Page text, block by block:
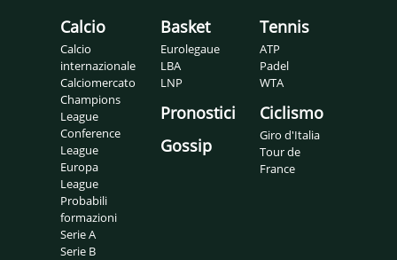
Calcio
Calcio
internazionale
Calciomercato
Champions
League
Conference
League
Europa
League
Probabili
formazioni
Serie A
Serie B
Basket
Eurolegaue
LBA
LNP
Pronostici
Gossip
Tennis
ATP
Padel
WTA
Ciclismo
Giro d'Italia
Tour de
France